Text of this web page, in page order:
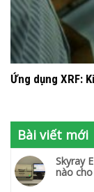
Ứng dụng XRF:
Bài viết mới
Skyray
nào cho